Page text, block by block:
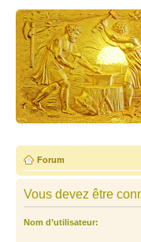
Forum
Vous devez être
Nom d’utilisateur: